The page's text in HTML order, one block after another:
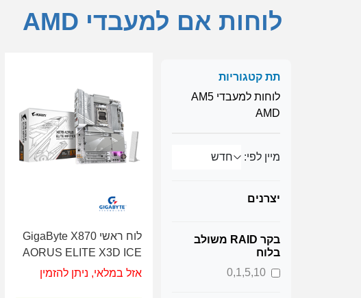
לוחות אם למעבדי AMD
תת קטגוריות
לוחות למעבדי AM5
AMD
מיין לפי:
יצרנים
בקר RAID משולב
בלוח
0,1,5,10
לוח ראשי GigaByte X870
AORUS ELITE X3D ICE
AMD AM5 WIFI7
אזל במלאי, ניתן להזמין